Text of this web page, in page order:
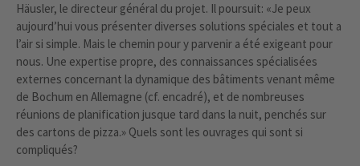
Häusler, le directeur général du projet. Il poursuit: «Je peux
aujourd’hui vous présenter diverses solutions spéciales et tout a
l’air si simple. Mais le chemin pour y parvenir a été exigeant pour
nous. Une expertise propre, des connaissances spécialisées
externes concernant la dynamique des bâtiments venant même
de Bochum en Allemagne (cf. encadré), et de nombreuses
réunions de planification jusque tard dans la nuit, penchés sur
des cartons de pizza.» Quels sont les ouvrages qui sont si
compliqués?